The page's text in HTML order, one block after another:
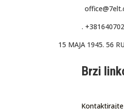
.
15 MAJA 1945. 56
Brzi